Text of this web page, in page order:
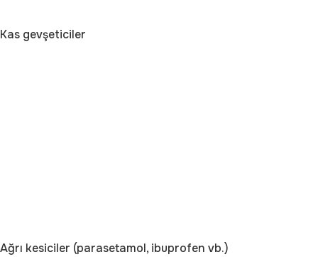
Kas gevşeticiler
Ağrı kesiciler (parasetamol, ibuprofen vb.)